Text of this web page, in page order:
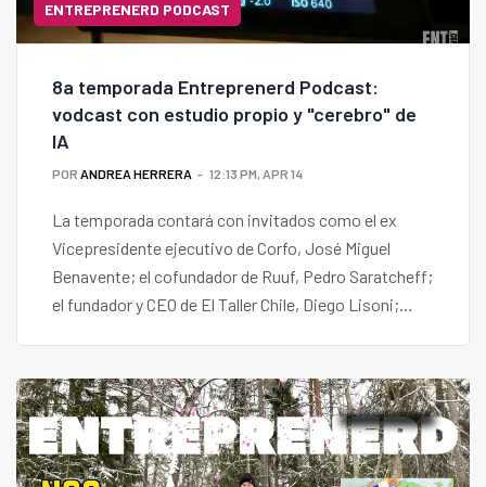
ENTREPRENERD PODCAST
8a temporada Entreprenerd Podcast:
vodcast con estudio propio y "cerebro" de
IA
POR ANDREA HERRERA 12:13 PM, APR 14
La temporada contará con invitados como el ex
Vicepresidente ejecutivo de Corfo, José Miguel
Benavente; el cofundador de Ruuf, Pedro Saratcheff;
el fundador y CEO de El Taller Chile, Diego Lisoni;
el virus del Papiloma Humano y el gerente de VSLab,
Álvaro Hidalgo, entre otros.